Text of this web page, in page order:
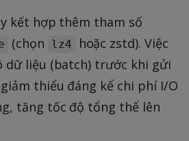
kết hợp thêm tham số
(chọn lz4
hoặc zstd). Việc
dữ liệu (batch) trước khi gửi
thiểu đáng kể chi phí I/O
tăng tốc độ tổng thể lên